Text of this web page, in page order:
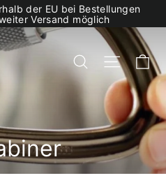
der EU bei Bestellungen
Versand möglich
Suche